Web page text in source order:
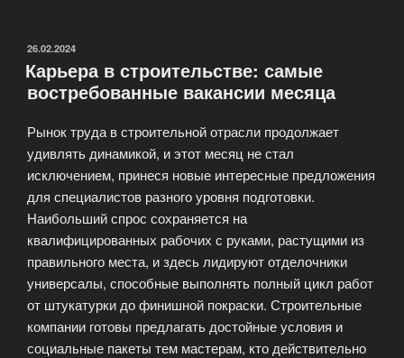
от
фундамента
кровли»
ОПУБЛИКОВАНО
26.02.2024
Карьера в строительстве: самые
востребованные вакансии месяца
Рынок труда в строительной отрасли продолжает
удивлять динамикой, и этот месяц не стал
исключением, принеся новые интересные предложения
для специалистов разного уровня подготовки.
Наибольший спрос сохраняется на
квалифицированных рабочих с руками, растущими из
правильного места, и здесь лидируют отделочники
универсалы, способные выполнять полный цикл работ
от штукатурки до финишной покраски. Строительные
компании готовы предлагать достойные условия и
социальные пакеты тем мастерам, кто действительно